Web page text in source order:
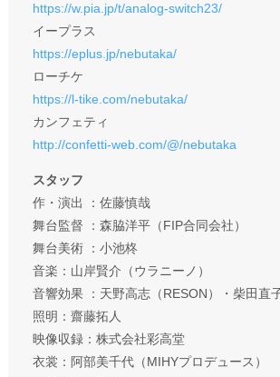
https://w.pia.jp/t/analog-switch23/
イープラス
https://eplus.jp/nebutaka/
ローチケ
https://l-tike.com/nebutaka/
カンフェティ
http://confetti-web.com/@/nebutaka
スタッフ
作・演出 ：佐藤慎哉
舞台監督 ：森脇洋平（FIP合同会社）
舞台美術 ：小池柊
音楽：山岸賢介（ウラニーノ）
音響効果 ：天野高志（RESON）・柴田直
照明：齋藤拓人
映像収録：株式会社彩高堂
衣裳：阿部美千代​​（MIHYプロデュース）